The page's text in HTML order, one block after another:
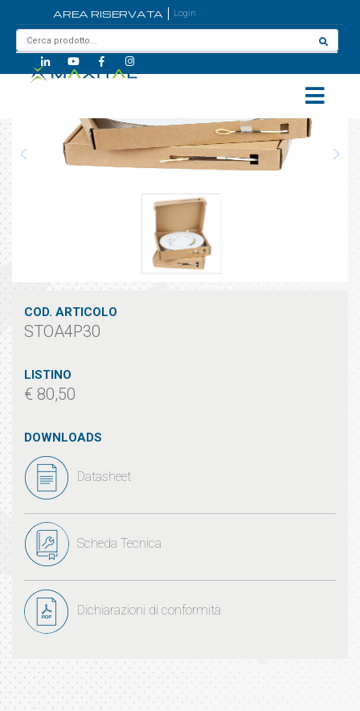
AREA RISERVATA Login
STOA4P30
COD. ARTICOLO
STOA4P30
LISTINO
€ 80,50
DOWNLOADS
Datasheet
Scheda Tecnica
Dichiarazioni di conformità